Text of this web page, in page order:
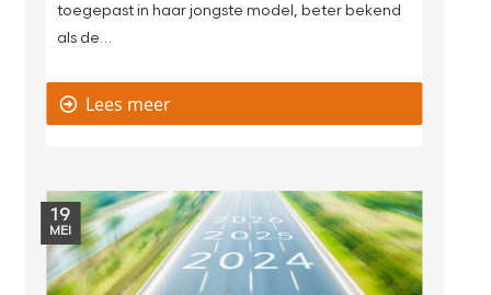
toegepast in haar jongste model, beter bekend
als de…
Lees meer
19
MEI